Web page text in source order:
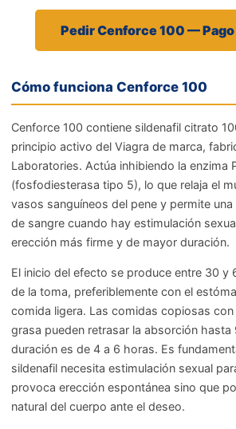
Pedir Cenforce 100 —
Cómo funciona Cenforce 100
Cenforce 100 contiene sildenafil citrato
principio activo del Viagra de marca,
Laboratories. Actúa inhibiendo la enzima
(fosfodiesterasa tipo 5), lo que relaja el
vasos sanguíneos del pene y permite
de sangre cuando hay estimulación
erección más firme y de mayor duración.
El inicio del efecto se produce entre 30 y
de la toma, preferiblemente con el
comida ligera. Las comidas copiosas
grasa pueden retrasar la absorción hasta
duración es de 4 a 6 horas. Es
sildenafil necesita estimulación sexual
provoca erección espontánea sino que
natural del cuerpo ante el deseo.